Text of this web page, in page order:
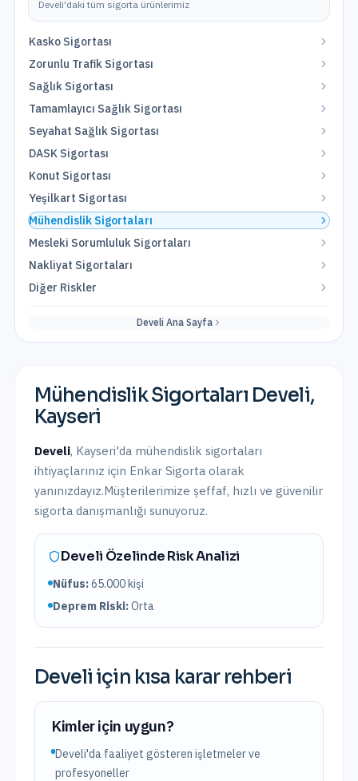
Develi'daki tüm sigorta ürünlerimiz
Kasko Sigortası
Zorunlu Trafik Sigortası
Sağlık Sigortası
Tamamlayıcı Sağlık Sigortası
Seyahat Sağlık Sigortası
DASK Sigortası
Konut Sigortası
Yeşilkart Sigortası
Mühendislik Sigortaları
Mesleki Sorumluluk Sigortaları
Nakliyat Sigortaları
Diğer Riskler
Develi Ana Sayfa
Mühendislik Sigortaları Develi,
Kayseri
Develi, Kayseri'da mühendislik sigortaları
ihtiyaçlarınız için Enkar Sigorta olarak
yanınızdayız.Müşterilerimize şeffaf, hızlı ve güvenilir
sigorta danışmanlığı sunuyoruz.
Develi Özelinde Risk Analizi
Nüfus:65.000kişi
Deprem Riski:Orta
Develi için kısa karar rehberi
Kimler için uygun?
Develi'da faaliyet gösteren işletmeler ve
profesyoneller